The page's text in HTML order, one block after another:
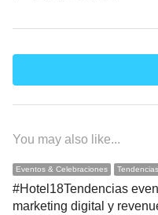
You may also like...
Eventos & Celebraciones Tendencias
#Hotel18Tendencias
marketing digital y